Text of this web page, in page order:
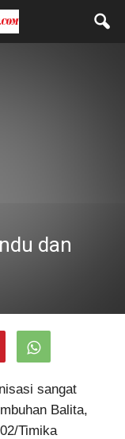
dan
sangat
Balita,
Timika